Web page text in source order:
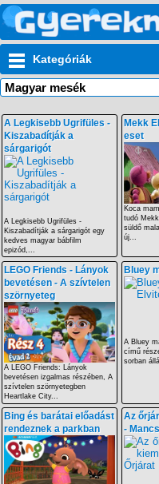
Kategóriák
Magyar mesék
A Legkisebb Ugrifüles -
Kiszabadítják a
sárgarigót
A Legkisebb Ugrifüles -
Kiszabadítják a sárgarigót egy
kedves magyar bábfilm
epizód,...
Mekk
eset
Koca
tudó
süldő
új...
LEGO Friends - Lányok
bevetésen - A szívtelen
szörnyeteg
A LEGO Friends: Lányok
bevetésen izgalmas részében, A
szívtelen szörnyetegben
Heartlake City...
Bluey
A Bluey
című
sorban
Bing és barátai előadást
rendeznek a parkban
Az
-